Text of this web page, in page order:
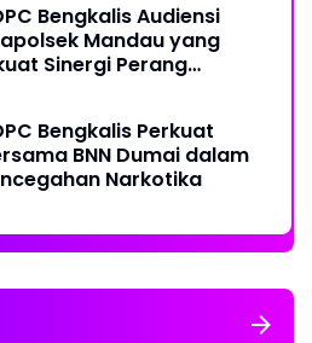
Bengkalis Audiensi
Mandau yang
Sinergi Perang
Bengkalis Perkuat
BNN Dumai dalam
Narkotika